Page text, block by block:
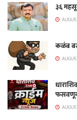
३६
कळंब